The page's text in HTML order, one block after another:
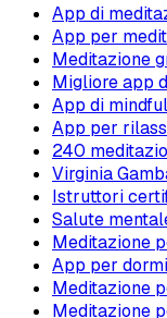
App di
App per
Meditazione
Migliore app
App di
App per
240
Virginia
Istruttori
Salute
Meditazione
App per
Meditazione
Meditazione